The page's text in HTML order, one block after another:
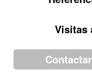
Visitas